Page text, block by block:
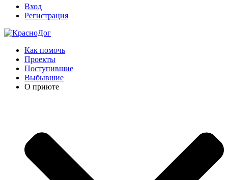
Вход
Регистрация
Как помочь
Проекты
Поступившие
Выбывшие
О приюте